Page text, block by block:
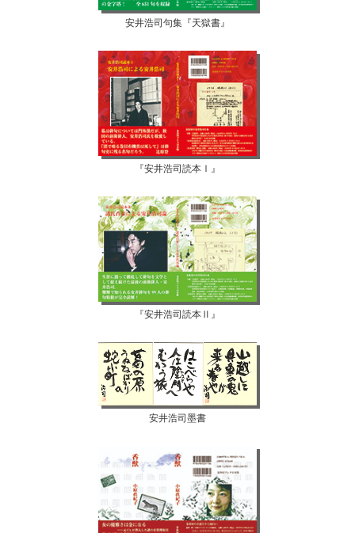
安井浩司句集『天獄書』
『安井浩司読本Ⅰ』
『安井浩司読本Ⅱ』
安井浩司墨書